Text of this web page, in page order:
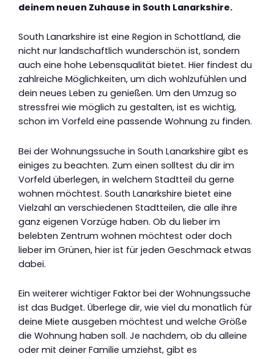
deinem neuen Zuhause in South Lanarkshire.
South Lanarkshire ist eine Region in Schottland, die
nicht nur landschaftlich wunderschön ist, sondern
auch eine hohe Lebensqualität bietet. Hier findest du
zahlreiche Möglichkeiten, um dich wohlzufühlen und
dein neues Leben zu genießen. Um den Umzug so
stressfrei wie möglich zu gestalten, ist es wichtig,
schon im Vorfeld eine passende Wohnung zu finden.
Bei der Wohnungssuche in South Lanarkshire gibt es
einiges zu beachten. Zum einen solltest du dir im
Vorfeld überlegen, in welchem Stadtteil du gerne
wohnen möchtest. South Lanarkshire bietet eine
Vielzahl an verschiedenen Stadtteilen, die alle ihre
ganz eigenen Vorzüge haben. Ob du lieber im
belebten Zentrum wohnen möchtest oder doch
lieber im Grünen, hier ist für jeden Geschmack etwas
dabei.
Ein weiterer wichtiger Faktor bei der Wohnungssuche
ist das Budget. Überlege dir, wie viel du monatlich für
deine Miete ausgeben möchtest und welche Größe
die Wohnung haben soll. Je nachdem, ob du alleine
oder mit deiner Familie umziehst, gibt es